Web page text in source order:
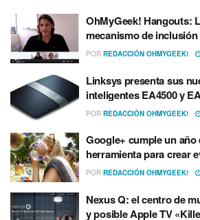
OhMyGeek! Hangouts:
mecanismo de
POR REDACCIÓN OHMYGEEK!
Linksys presenta sus
inteligentes EA4500 y
POR REDACCIÓN OHMYGEEK!
Google+ cumple un
herramienta para crear
POR REDACCIÓN OHMYGEEK!
Nexus Q: el centro de
y posible Apple TV